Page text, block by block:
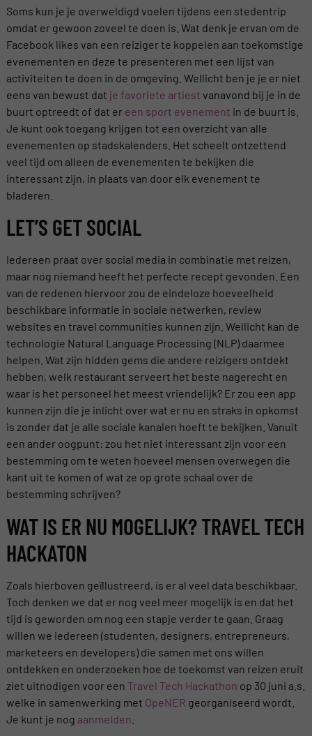
Soms kun je je overweldigd voelen tijdens een stedentrip
omdat er gewoon zoveel te doen is. Wat denk je ervan om de
Facebook likes van een reiziger te koppelen aan toekomstige
evenementen en deze te presenteren met een lijst van
activiteiten te doen in de omgeving. Wellicht ben je je er niet
eens van bewust dat je favoriete artiest vanavond bij je in de
buurt optreedt of dat er een sport evenement in de buurt is.
Je kunt ook toegang krijgen tot een overzicht van alle
evenementen op stadskalenders. Het scheelt ontzettend
veel tijd om alleen de evenementen te bekijken die
interessant zijn, in plaats van door elk evenement te
bladeren.
LET’S GET SOCIAL
Iedereen praat over social media in combinatie met reizen,
maar nog niemand heeft het perfecte recept gevonden. Een
van de redenen hiervoor zou de eindeloze hoeveelheid
beschikbare informatie in sociale netwerken, review
websites en travel communities kunnen zijn. Wellicht kan de
technologie Natural Language Processing (NLP) daarmee
helpen. Wat zijn hidden gems die andere reizigers ontdekt
hebben, welk restaurant serveert het beste nagerecht en
waar is het personeel het meest vriendelijk? Er zou een app
kunnen zijn die je inlicht over wat er nu en straks in opkomst
is zonder dat je alle sociale kanalen hoeft te bekijken. Vanuit
een ander oogpunt: zou het niet interessant zijn voor een
bestemming om te weten hoeveel mensen overwegen die
kant uit te komen of wat ze op grote schaal over de
bestemming schrijven?
WAT IS ER NU MOGELIJK? TRAVEL TECH
HACKATON
Zoals hierboven geïllustreerd, is er al veel data beschikbaar.
Toch denken we dat er nog veel meer mogelijk is en dat het
tijd is geworden om nog een stapje verder te gaan. Graag
willen we iedereen (studenten, designers, entrepreneurs,
marketeers en developers) die samen met ons willen
ontdekken en onderzoeken hoe de toekomst van reizen eruit
ziet uitnodigen voor een Travel Tech Hackathon op 30 juni a.s.
welke in samenwerking met OpeNER georganiseerd wordt.
Je kunt je nog aanmelden